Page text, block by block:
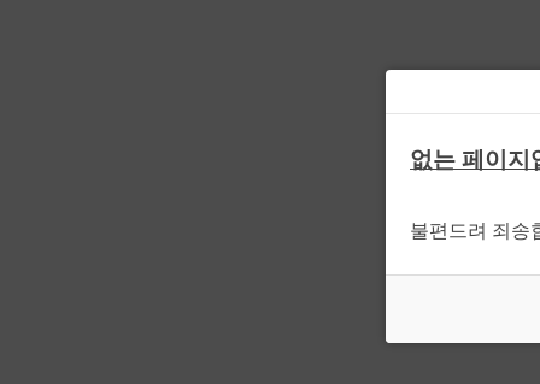
없는 페이지
불편드려 죄송